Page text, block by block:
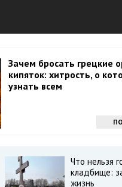
Зачем бросать грецкие
кипяток: хитрость, о
узнать всем
Что нельзя
кладбище:
жизнь